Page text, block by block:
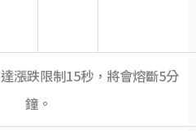
漲跌限制15秒，將會熔斷5分
鐘。